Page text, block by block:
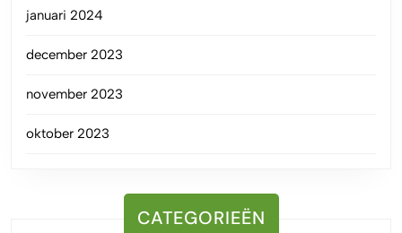
januari 2024
december 2023
november 2023
oktober 2023
CATEGORIEËN